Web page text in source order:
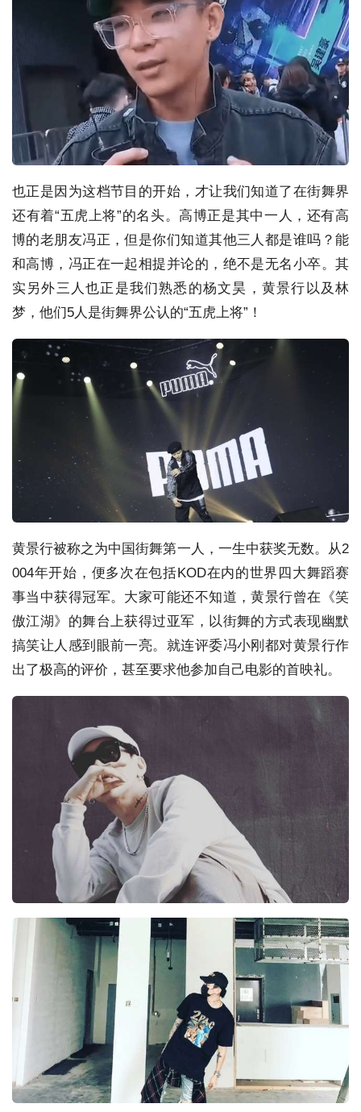
也正是因为这档节目的开始，才让我们知道了在街舞界
还有着“五虎上将”的名头。高博正是其中一人，还有高
博的老朋友冯正，但是你们知道其他三人都是谁吗？能
和高博，冯正在一起相提并论的，绝不是无名小卒。其
实另外三人也正是我们熟悉的杨文昊，黄景行以及林
梦，他们5人是街舞界公认的“五虎上将”！
黄景行被称之为中国街舞第一人，一生中获奖无数。从2
004年开始，便多次在包括KOD在内的世界四大舞蹈赛
事当中获得冠军。大家可能还不知道，黄景行曾在《笑
傲江湖》的舞台上获得过亚军，以街舞的方式表现幽默
搞笑让人感到眼前一亮。就连评委冯小刚都对黄景行作
出了极高的评价，甚至要求他参加自己电影的首映礼。